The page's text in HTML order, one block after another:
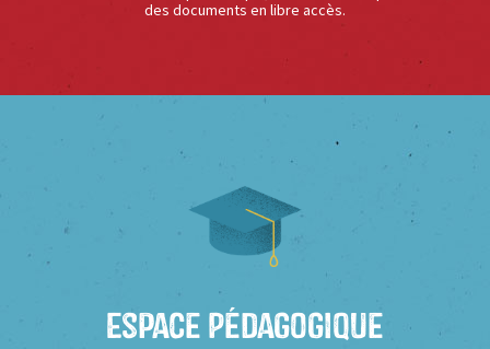
des documents en libre accès.
Espace Pédagogique